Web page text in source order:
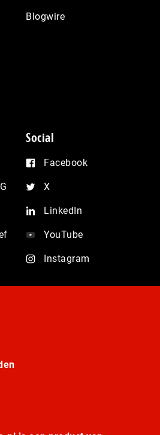
Blogwire
Social
Facebook
X
LinkedIn
YouTube
Instagram